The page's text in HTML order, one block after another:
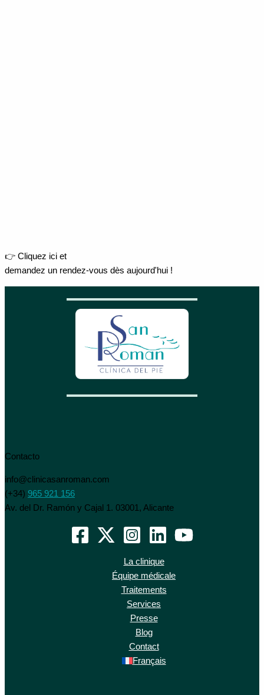
👉 Cliquez ici et
demandez un rendez-vous dès aujourd'hui !
Contacto
info@clinicasanroman.com
(+34) 965 921 156
Av. del Dr. Ramón y Cajal 1. 03001, Alicante
La clinique
Équipe médicale
Traitements
Services
Presse
Blog
Contact
Français